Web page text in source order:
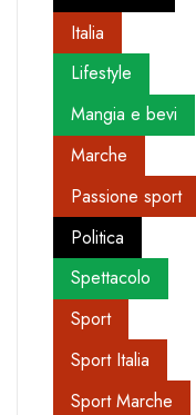
Italia
Lifestyle
Mangia e bevi
Marche
Passione sport
Politica
Spettacolo
Sport
Sport Italia
Sport Marche